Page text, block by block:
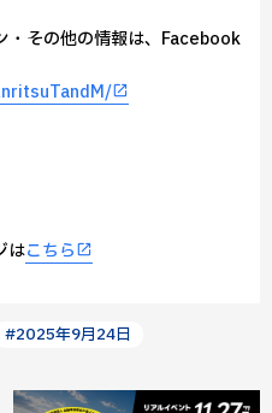
・その他の情報は、Facebook
はこちら
#2025年9月24日